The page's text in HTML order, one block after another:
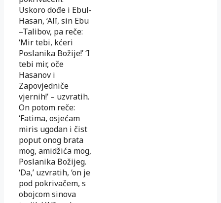
Uskoro dođe i Ebul-
Hasan, ‘Alî, sin Ebu
–Talibov, pa reče:
‘Mir tebi, kćeri
Poslanika Božije!’ ‘I
tebi mir, oče
Hasanov i
Zapovjedniče
vjernih!’ – uzvratih.
On potom reče:
‘Fatima, osjećam
miris ugodan i čist
poput onog brata
mog, amidžića mog,
Poslanika Božijeg.
‘Da,’ uzvratih, ‘on je
pod pokrivačem, s
obojcom sinova